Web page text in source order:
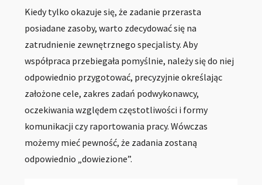
Kiedy tylko okazuje się, że zadanie przerasta
posiadane zasoby, warto zdecydować się na
zatrudnienie zewnętrznego specjalisty. Aby
współpraca przebiegała pomyślnie, należy się do niej
odpowiednio przygotować, precyzyjnie określając
założone cele, zakres zadań podwykonawcy,
oczekiwania względem częstotliwości i formy
komunikacji czy raportowania pracy. Wówczas
możemy mieć pewność, że zadania zostaną
odpowiednio „dowiezione”.